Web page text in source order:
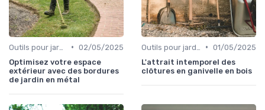
• 02/05/2025
Optimisez votre espace
extérieur avec des bordures
de jardin en métal
• 01/05/2025
L'attrait intemporel des
clôtures en ganivelle en bois